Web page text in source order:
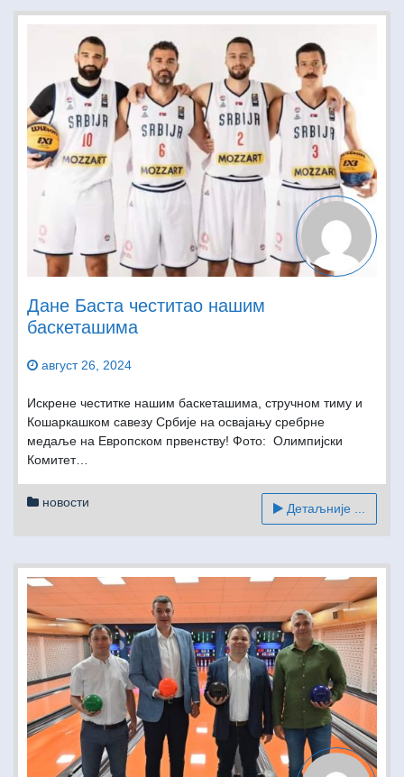
Дане Баста честитао нашим
баскеташима
август 26, 2024
Искрене честитке нашим баскеташима, стручном тиму и
Кошаркашком савезу Србије на освајању сребрне
медаље на Европском првенству! Фото: Олимпијски
Комитет…
новости Детаљније ...